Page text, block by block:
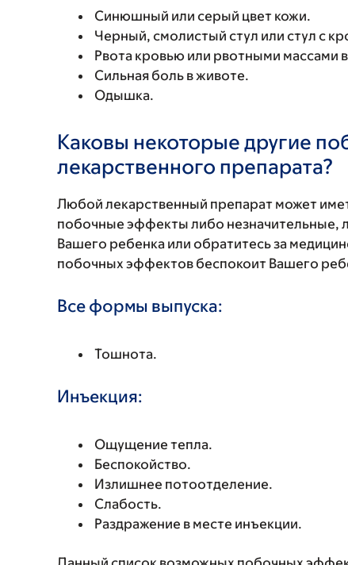
Синюшный или серый цвет кожи.
Черный, смолистый стул или стул с
Рвота кровью или рвотными массами
Сильная боль в животе.
Одышка.
Каковы некоторые другие
лекарственного препарата?
Любой лекарственный препарат может
побочные эффекты либо незначительные,
Вашего ребенка или обратитесь за
побочных эффектов беспокоит Вашего
Все формы выпуска:
Тошнота.
Инъекция:
Ощущение тепла.
Беспокойство.
Излишнее потоотделение.
Слабость.
Раздражение в месте инъекции.